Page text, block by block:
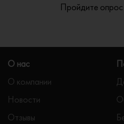
Пройдите
О нас
О компании
Новости
Отзывы